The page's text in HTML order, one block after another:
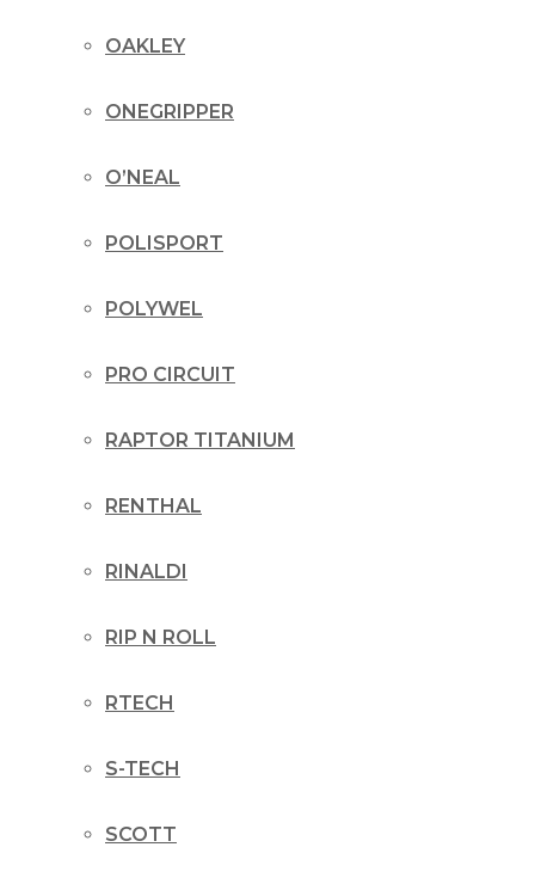
OAKLEY
ONEGRIPPER
O’NEAL
POLISPORT
POLYWEL
PRO CIRCUIT
RAPTOR TITANIUM
RENTHAL
RINALDI
RIP N ROLL
RTECH
S-TECH
SCOTT